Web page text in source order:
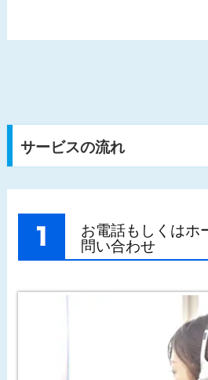
サービスの流れ
お電話もしくはホ
問い合わせ